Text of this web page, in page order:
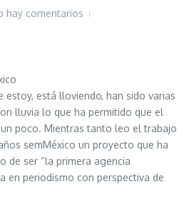
hay comentarios
estoy, está lloviendo, han sido varias
lluvia lo que ha permitido que el
poco. Mientras tanto leo el trabajo
semMéxico un proyecto que ha
de ser “la primera agencia
en periodismo con perspectiva de